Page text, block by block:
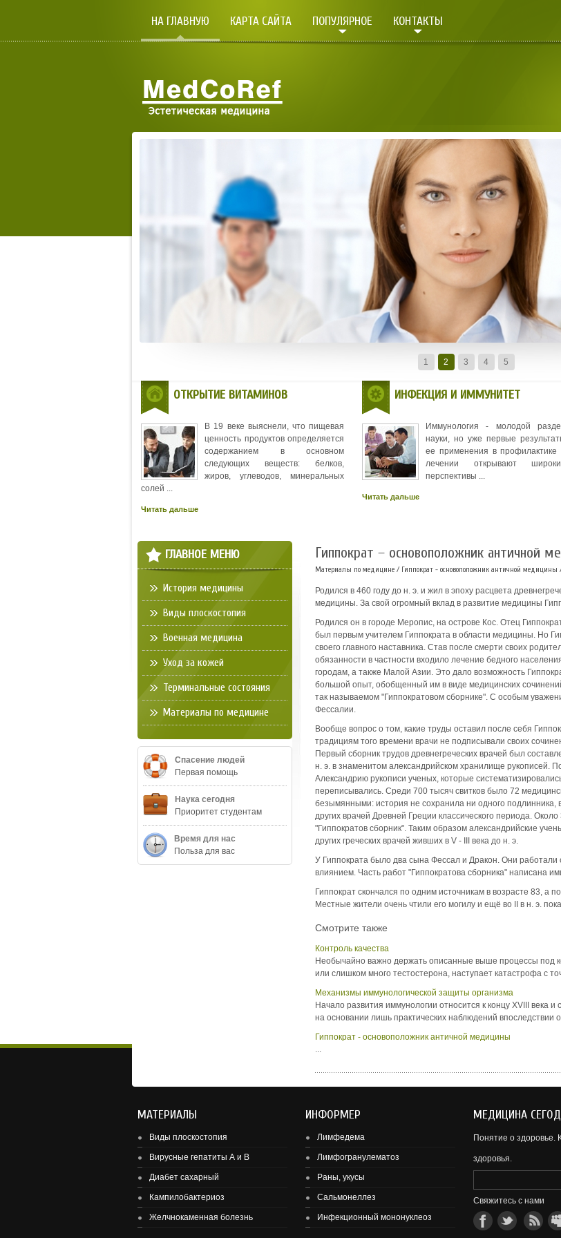
НА ГЛАВНУЮ КАРТА САЙТА ПОПУЛЯРНОЕ КОНТАКТЫ
1 2 3 4 5
ОТКРЫТИЕ ВИТАМИНОВ
В 19 веке выяснели, что пищевая
ценность продуктов определяется
содержанием в основном
следующих веществ: белков,
жиров, углеводов, минеральных
солей ...
Читать дальше
ИНФЕКЦИЯ И ИММУНИТЕТ
Иммунология - молодой
науки, но уже первые
ее применения в профилактике
лечении открывают
перспективы ...
Читать дальше
Гиппократ – основоположник античной
Материалы по медицине / Гиппократ - основоположник античной медицины
Родился в 460 году до н. э. и жил в эпоху расцвета
медицины. За свой огромный вклад в развитие медицины
Родился он в городе Меропис, на острове Кос. Отец
был первым учителем Гиппократа в области медицины. Но
своего главного наставника. Став после смерти своих
обязанности в частности входило лечение бедного
городам, а также Малой Азии. Это дало возможность
большой опыт, обобщенный им в виде медицинских
так называемом "Гиппократовом сборнике". С особым
Фессалии.
Вообще вопрос о том, какие труды оставил после себя
традициям того времени врачи не подписывали своих
Первый сборник трудов древнегреческих врачей был
н. э. в знаменитом александрийском хранилище рукописей.
Александрию рукописи ученых, которые
переписывались. Среди 700 тысяч свитков было 72
безымянными: история не сохранила ни одного подлинника,
других врачей Древней Греции классического периода.
"Гиппократов сборник". Таким образом александрийские
других греческих врачей живших в V - III века до н. э.
У Гиппократа было два сына Фессал и Дракон. Они работали
влиянием. Часть работ "Гиппократова сборника" написана
Гиппократ скончался по одним источникам в возрасте 83, а
Местные жители очень чтили его могилу и ещё во II в н. э.
Смотрите также
Контроль качества
Необычайно важно держать описанные выше процессы под
или слишком много тестостерона, наступает катастрофа с
Механизмы иммунологической защиты организма
Начало развития иммунологии относится к концу XVIII
на основании лишь практических наблюдений впоследствии
Гиппократ - основоположник античной медицины
...
ГЛАВНОЕ МЕНЮ
История медицины
Виды плоскостопия
Военная медицина
Уход за кожей
Терминальные состояния
Материалы по медицине
Спасение людей
Первая помощь
Наука сегодня
Приоритет студентам
Время для нас
Польза для вас
МАТЕРИАЛЫ
Виды плоскостопия
Вирусные гепатиты А и В
Диабет сахарный
Кампилобактериоз
Желчнокаменная болезнь
ИНФОРМЕР
Лимфедема
Лимфогранулематоз
Раны, укусы
Сальмонеллез
Инфекционный мононуклеоз
МЕДИЦИНА
Понятие о здоровье.
здоровья.
Здоровье детей и подростков - основа здоровье нации.
Свяжитесь с нами